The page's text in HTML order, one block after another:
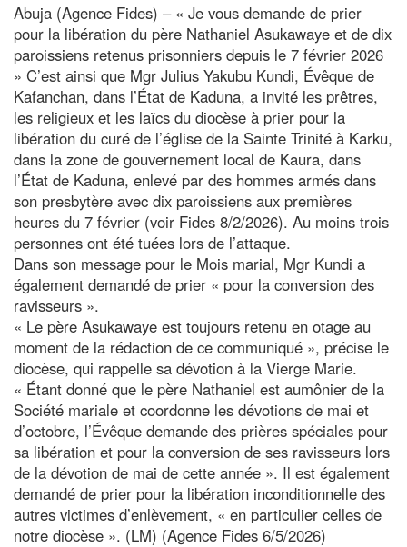
Abuja (Agence Fides) – « Je vous demande de prier
pour la libération du père Nathaniel Asukawaye et de dix
paroissiens retenus prisonniers depuis le 7 février 2026
» C’est ainsi que Mgr Julius Yakubu Kundi, Évêque de
Kafanchan, dans l’État de Kaduna, a invité les prêtres,
les religieux et les laïcs du diocèse à prier pour la
libération du curé de l’église de la Sainte Trinité à Karku,
dans la zone de gouvernement local de Kaura, dans
l’État de Kaduna, enlevé par des hommes armés dans
son presbytère avec dix paroissiens aux premières
heures du 7 février (voir Fides 8/2/2026). Au moins trois
personnes ont été tuées lors de l’attaque.
Dans son message pour le Mois marial, Mgr Kundi a
également demandé de prier « pour la conversion des
ravisseurs ».
« Le père Asukawaye est toujours retenu en otage au
moment de la rédaction de ce communiqué », précise le
diocèse, qui rappelle sa dévotion à la Vierge Marie.
« Étant donné que le père Nathaniel est aumônier de la
Société mariale et coordonne les dévotions de mai et
d’octobre, l’Évêque demande des prières spéciales pour
sa libération et pour la conversion de ses ravisseurs lors
de la dévotion de mai de cette année ». Il est également
demandé de prier pour la libération inconditionnelle des
autres victimes d’enlèvement, « en particulier celles de
notre diocèse ». (LM) (Agence Fides 6/5/2026)